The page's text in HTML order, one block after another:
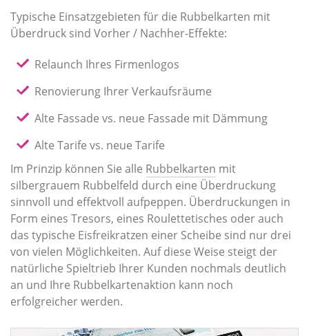
Typische Einsatzgebieten für die Rubbelkarten mit
Überdruck sind Vorher / Nachher-Effekte:
Relaunch Ihres Firmenlogos
Renovierung Ihrer Verkaufsräume
Alte Fassade vs. neue Fassade mit Dämmung
Alte Tarife vs. neue Tarife
Im Prinzip können Sie alle Rubbelkarten mit
silbergrauem Rubbelfeld durch eine Überdruckung
sinnvoll und effektvoll aufpeppen. Überdruckungen in
Form eines Tresors, eines Roulettetisches oder auch
das typische Eisfreikratzen einer Scheibe sind nur drei
von vielen Möglichkeiten. Auf diese Weise steigt der
natürliche Spieltrieb Ihrer Kunden nochmals deutlich
an und Ihre Rubbelkartenaktion kann noch
erfolgreicher werden.